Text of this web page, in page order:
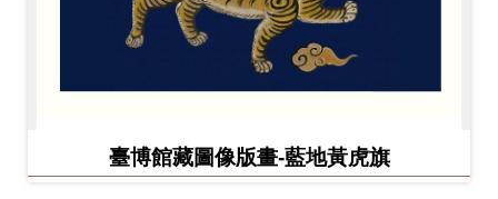
臺博館藏圖像版畫-藍地黃虎旗